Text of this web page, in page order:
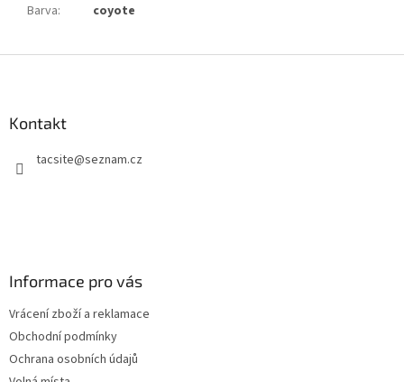
Barva: coyote
Kontakt
tacsite@seznam.cz
Informace pro vás
Vrácení zboží a reklamace
Obchodní podmínky
Ochrana osobních údajů